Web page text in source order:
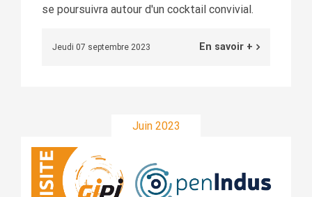
se poursuivra autour d'un cocktail convivial.
Jeudi 07 septembre 2023 En savoir +
Juin 2023